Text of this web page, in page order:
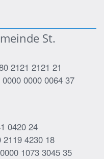
St.
2121 2121 21
0000 0064 37
0420 24
2119 4230 18
1073 3045 35